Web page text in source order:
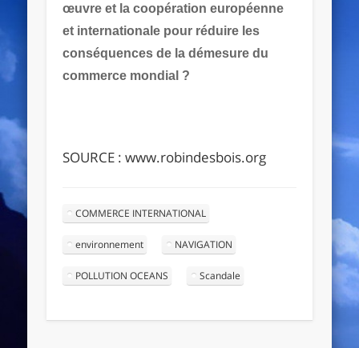
œuvre et la coopération européenne
et internationale pour réduire les
conséquences de la démesure du
commerce mondial ?
SOURCE : www.robindesbois.org
COMMERCE INTERNATIONAL
environnement NAVIGATION
POLLUTION OCEANS Scandale